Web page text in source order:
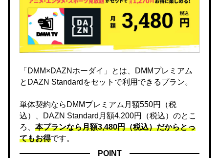
「DMM×DAZNホーダイ」とは、DMMプレミアム
とDAZN Standardをセットで利用できるプラン。
単体契約ならDMMプレミアム月額550円（税
込）、DAZN Standard月額4,200円（税込）のとこ
ろ、 本プランなら月額3,480円（税込）だからとっ
てもお得です。
POINT